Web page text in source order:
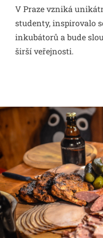
V Praze vzniká
studenty, inspirovalo
inkubátorů a bude
širší veřejnosti.